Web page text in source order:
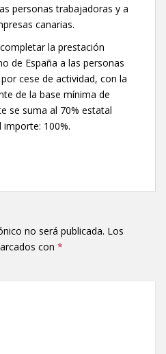
personas trabajadoras y a
canarias.
la prestación
de España a las personas
cese de actividad, con la
de la base mínima de
se suma al 70% estatal
100%.
no será publicada. Los
con *